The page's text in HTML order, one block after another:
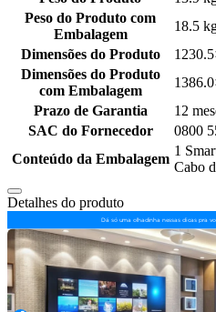
Peso do Produto com
Embalagem
18.5
Dimensões do Produto
Dimensões do Produto
com Embalagem
Prazo de Garantia
12
SAC do Fornecedor
0800
Conteúdo da Embalagem
1
Cabo
Detalhes do produto